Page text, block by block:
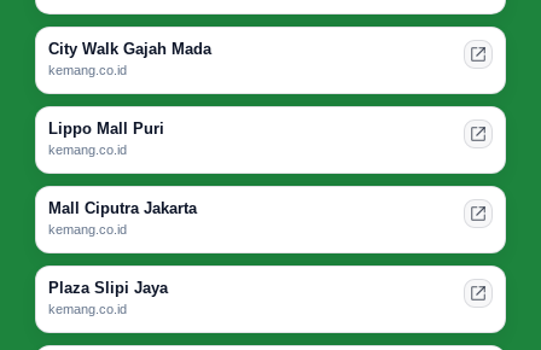
City Walk Gajah Mada
kemang.co.id
Lippo Mall Puri
kemang.co.id
Mall Ciputra Jakarta
kemang.co.id
Plaza Slipi Jaya
kemang.co.id